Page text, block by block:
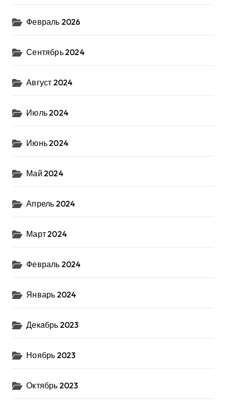
Февраль 2026
Сентябрь 2024
Август 2024
Июль 2024
Июнь 2024
Май 2024
Апрель 2024
Март 2024
Февраль 2024
Январь 2024
Декабрь 2023
Ноябрь 2023
Октябрь 2023